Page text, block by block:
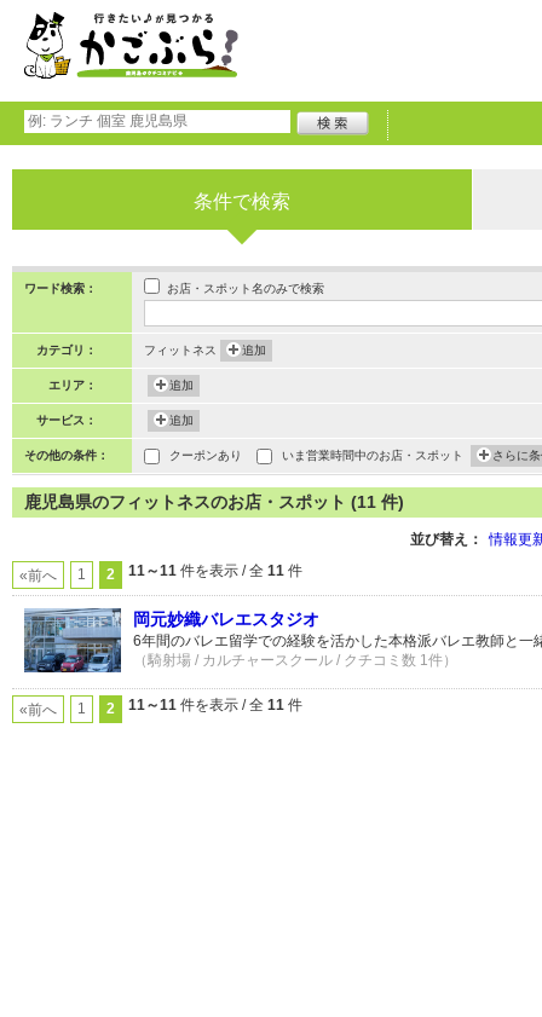
条件で検索
ワード検索： お店・スポット名のみで検索
カテゴリ： フィットネス 追加
エリア： 追加
サービス： 追加
その他の条件： クーポンあり いま営業時間中のお店・スポット さらに
鹿児島県のフィットネスのお店・スポット (11 件)
並び替え： 情報更
«前へ 1 2 11～11 件を表示 / 全 11 件
岡元妙織バレエスタジオ
6年間のバレエ留学での経験を活かした本格派バレエ教師と一
（騎射場 / カルチャースクール / クチコミ数 1件）
«前へ 1 2 11～11 件を表示 / 全 11 件